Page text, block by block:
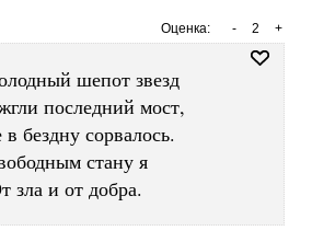
Оценка: +
2
-
шепот звезд
последний мост,
бездну сорвалось.
стану я
зла и от добра.